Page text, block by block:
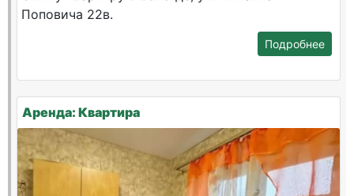
Поповича 22в.
Подробнее
Аренда: Квартира